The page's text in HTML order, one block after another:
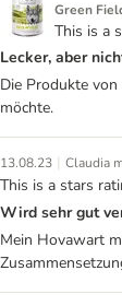
Green
This is a
Lecker, aber
Die Produkte
möchte.
13.08.23 | Claudia
This is a stars
Wird sehr gut
Mein Hovawart